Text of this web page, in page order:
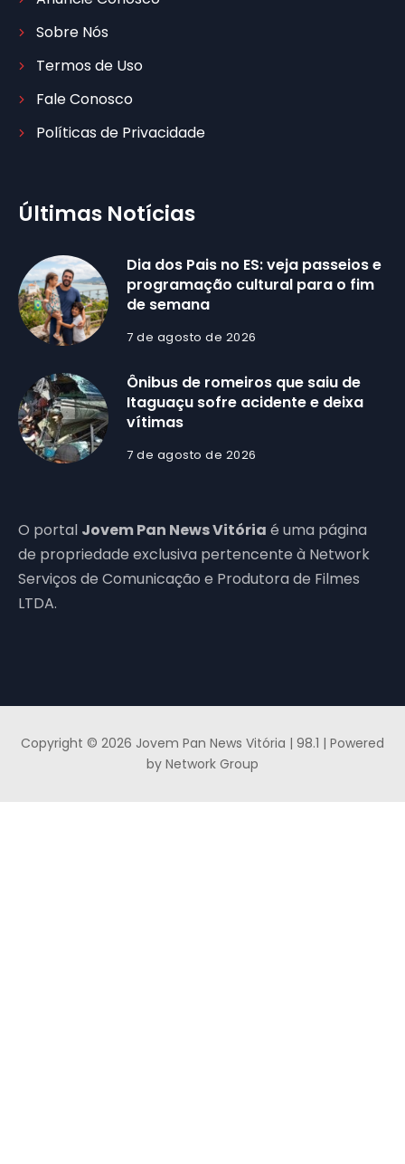
Sobre Nós
Termos de Uso
Fale Conosco
Políticas de Privacidade
Últimas Notícias
Dia dos Pais no ES: veja passeios e
programação cultural para o fim
de semana
7 de agosto de 2026
Ônibus de romeiros que saiu de
Itaguaçu sofre acidente e deixa
vítimas
7 de agosto de 2026
O portal Jovem Pan News Vitória é uma página
de propriedade exclusiva pertencente à Network
Serviços de Comunicação e Produtora de Filmes
LTDA.
Copyright © 2026 Jovem Pan News Vitória | 98.1 | Powered
by Network Group